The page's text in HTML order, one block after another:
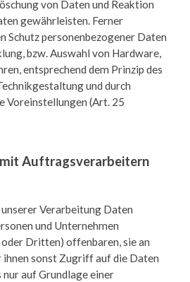
von Daten und Reaktion
gewährleisten. Ferner
Schutz personenbezogener Daten
bzw. Auswahl von Hardware,
entsprechend dem Prinzip des
und durch
Voreinstellungen (Art. 25
Auftragsverarbeitern
Verarbeitung Daten
und Unternehmen
Dritten) offenbaren, sie an
sonst Zugriff auf die Daten
auf Grundlage einer